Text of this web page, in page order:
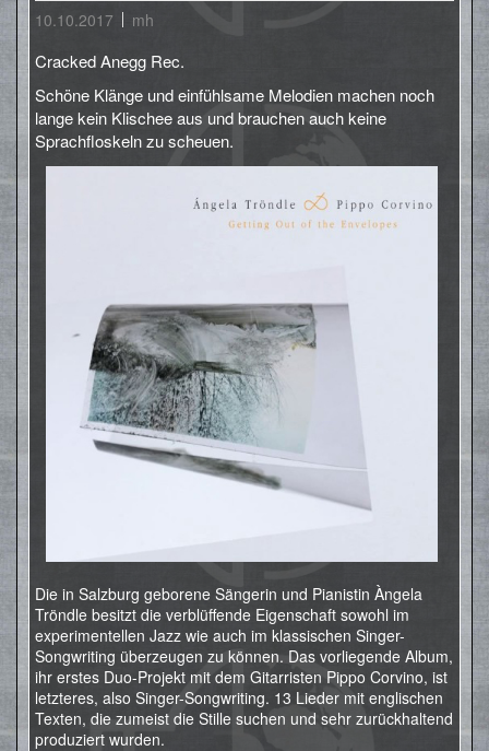
10.10.2017 mh
Cracked Anegg Rec.
Schöne Klänge und einfühlsame Melodien machen noch
lange kein Klischee aus und brauchen auch keine
Sprachfloskeln zu scheuen.
Die in Salzburg geborene Sängerin und Pianistin Àngela
Tröndle besitzt die verblüffende Eigenschaft sowohl im
experimentellen Jazz wie auch im klassischen Singer-
Songwriting überzeugen zu können. Das vorliegende Album,
ihr erstes Duo-Projekt mit dem Gitarristen Pippo Corvino, ist
letzteres, also Singer-Songwriting. 13 Lieder mit englischen
Texten, die zumeist die Stille suchen und sehr zurückhaltend
produziert wurden.